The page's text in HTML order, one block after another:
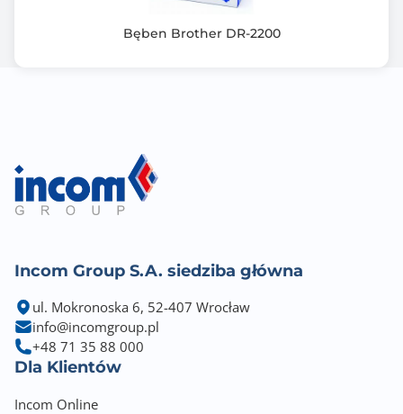
Bęben Brother DR-2200
Incom Group S.A. siedziba główna
ul. Mokronoska 6, 52-407 Wrocław
info@incomgroup.pl
+48 71 35 88 000
Dla Klientów
Incom Online